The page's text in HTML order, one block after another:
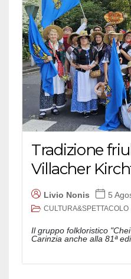
Tradizione
Villacher
Livio Nonis 5
CULTURA&SPETTACOLO
Il gruppo folkloristico
Carinzia anche alla 81ª